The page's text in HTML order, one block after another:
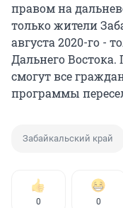
правом на
только жители
августа 2020-го -
Дальнего Востока.
смогут все
программы
Забайкальский край
0 0